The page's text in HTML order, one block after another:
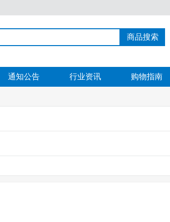
商品搜索
通知公告 行业资讯 购物指南